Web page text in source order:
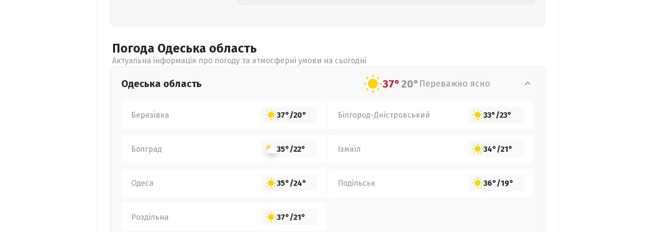
Погода Одеська область
Актуальна інформація про погоду та атмосферні умови на сьогодні
Одеська область 37°20° Переважно ясно
Березівка 37°/20° Білгород-Дністровський 33°/23°
Болград 35°/22° Ізмаїл 34°/21°
Одеса 35°/24° Подільськ 36°/19°
Роздільна 37°/21°